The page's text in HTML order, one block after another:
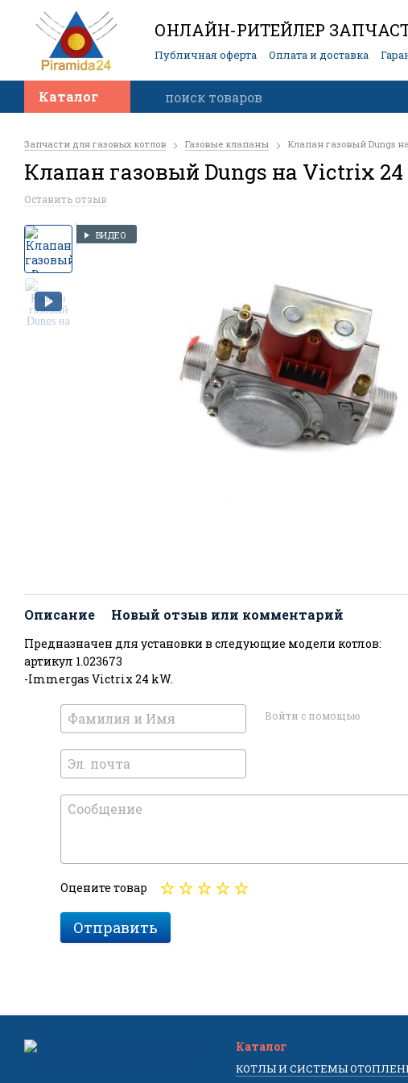
ОНЛАЙН-РИТЕЙЛЕР
Публичная оферта Оплата и доставка
Каталог
Запчасти для газовых котлов Газовые клапаны Клапан газовый Dungs
Клапан газовый Dungs на Victrix
Оставить отзыв
ВИДЕО
Описание Новый отзыв или комментарий
Предназначен для установки в следующие модели котлов:
артикул 1.023673
-Immergas Victrix 24 kW.
Войти с помощью
Оцените товар
Отправить
Каталог
КОТЛЫ И СИСТЕМЫ